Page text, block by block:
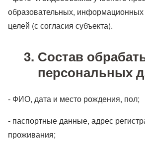
образовательных,
целей (с согласия субъекта).
3. Состав
персональных
- ФИО, дата и место рождения, пол;
- паспортные данные, адрес
проживания;